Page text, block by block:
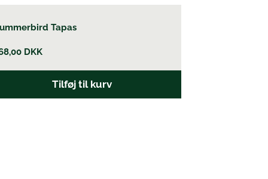
Tapas
DKK
Tilføj til kurv